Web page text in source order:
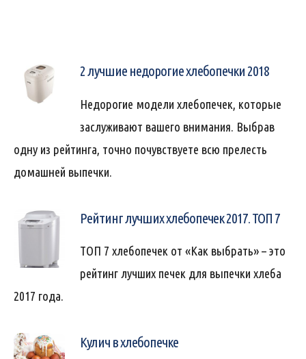
2 лучшие недорогие хлебопечки 2018
Недорогие модели хлебопечек, которые
заслуживают вашего внимания. Выбрав
одну из рейтинга, точно почувствуете всю прелесть
домашней выпечки.
Рейтинг лучших хлебопечек 2017. ТОП 7
ТОП 7 хлебопечек от «Как выбрать» – это
рейтинг лучших печек для выпечки хлеба
2017 года.
Кулич в хлебопечке